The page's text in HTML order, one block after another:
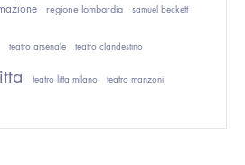
regione lombardia samuel beckett
teatro arsenale teatro clandestino
teatro litta milano teatro manzoni